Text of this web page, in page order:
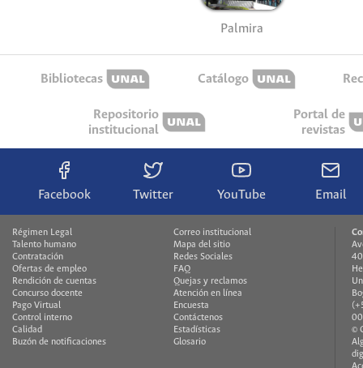
Palmira
Bibliotecas Catálogo
Repositorio
institucional
Portal de
revistas
Facebook Twitter YouTube Email
Régimen Legal
Talento humano
Contratación
Ofertas de empleo
Rendición de cuentas
Concurso docente
Pago Virtual
Control interno
Calidad
Buzón de notificaciones
Correo institucional
Mapa del sitio
Redes Sociales
FAQ
Quejas y reclamos
Atención en línea
Encuesta
Contáctenos
Estadísticas
Glosario
©